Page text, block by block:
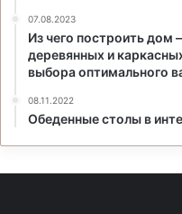
07.08.2023
Из чего построить дом
деревянных и
выбора оптимального
08.11.2022
Обеденные столы в